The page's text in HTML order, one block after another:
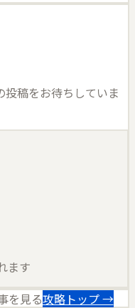
投稿をお待ちしていま
ます
を見る攻略トップ →